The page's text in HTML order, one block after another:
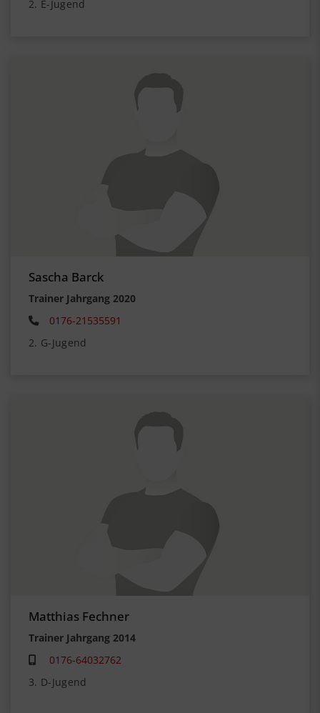
2. E-Jugend
Sascha Barck
Trainer Jahrgang 2020
0176-21535591
2. G-Jugend
Matthias Fechner
Trainer Jahrgang 2014
0176-64032762
3. D-Jugend